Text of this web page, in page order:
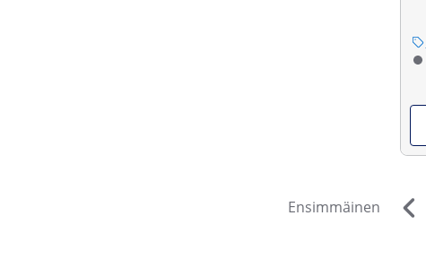
Ensimmäinen